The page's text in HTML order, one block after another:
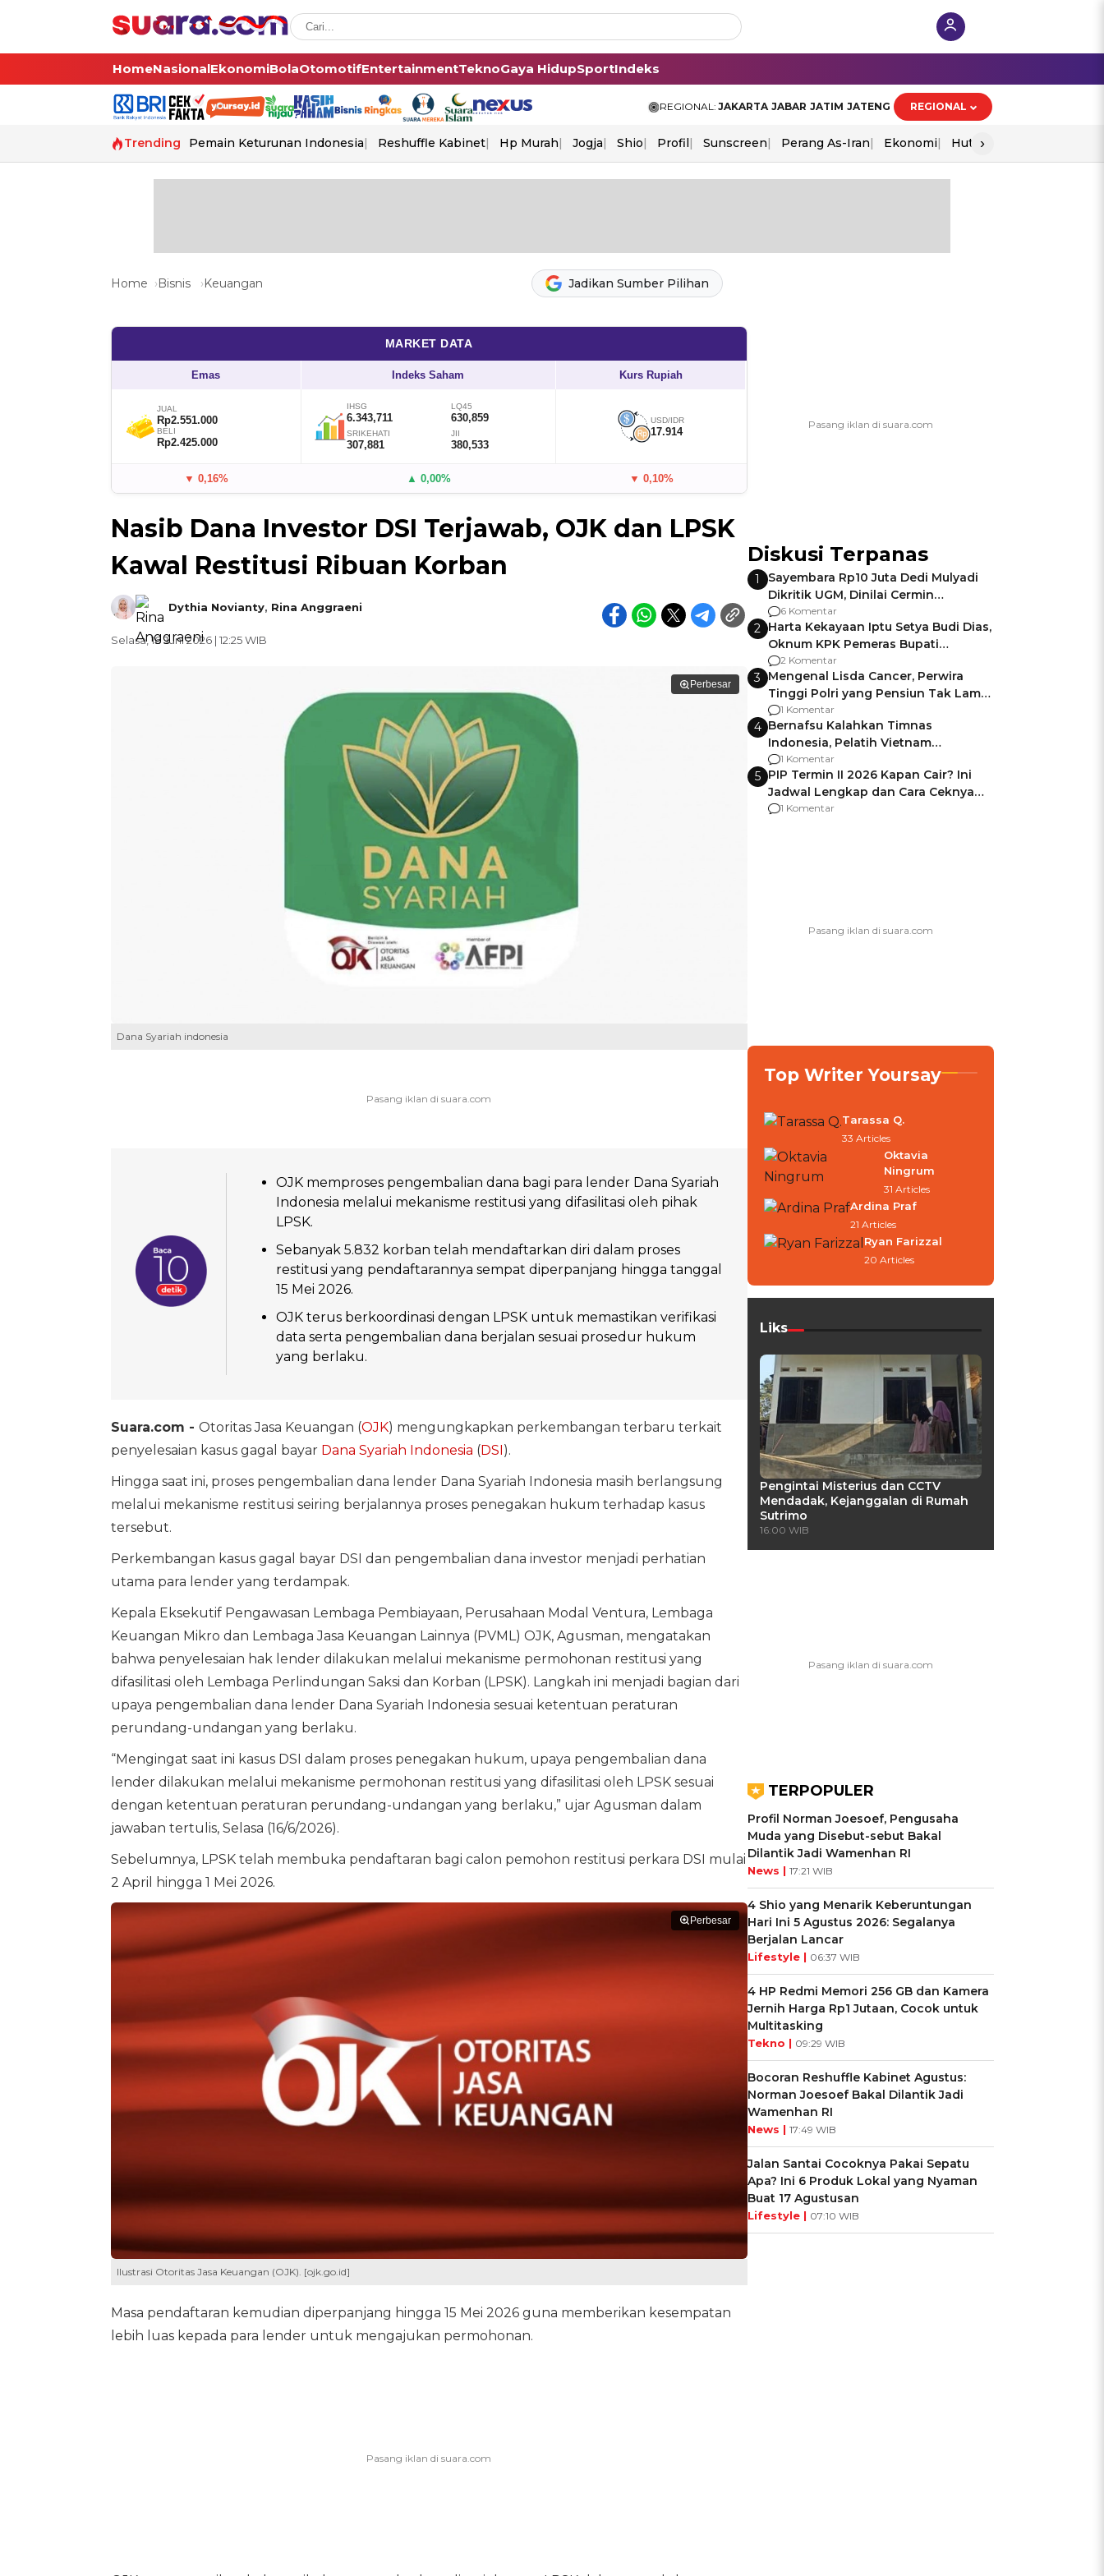
HomeNasionalEkonomiBolaOtomotifEntertainmentTeknoGaya HidupSportIndeks
REGIONAL: JAKARTA JABAR JATIM JATENG REGIONAL
Trending Pemain Keturunan Indonesia Reshuffle Kabinet Hp Murah Jogja Shio Profil Sunscreen Perang As-Iran Ekonomi Hut Ri
›
Home Bisnis Keuangan Jadikan Sumber Pilihan
MARKET DATA
Emas Indeks Saham Kurs Rupiah
JUAL
Rp2.551.000
BELI
Rp2.425.000
IHSG
6.343,711
LQ45
630,859
SRIKEHATI
307,881
JII
380,533
USD/IDR
17.914
▼ 0,16% ▲ 0,00% ▼ 0,10%
Nasib Dana Investor DSI Terjawab, OJK dan LPSK
Kawal Restitusi Ribuan Korban
Dythia Novianty, Rina Anggraeni
Selasa, 16 Juni 2026 | 12:25 WIB
Perbesar
Dana Syariah indonesia
OJK memproses pengembalian dana bagi para lender Dana Syariah
Indonesia melalui mekanisme restitusi yang difasilitasi oleh pihak
LPSK.
Sebanyak 5.832 korban telah mendaftarkan diri dalam proses
restitusi yang pendaftarannya sempat diperpanjang hingga tanggal
15 Mei 2026.
OJK terus berkoordinasi dengan LPSK untuk memastikan verifikasi
data serta pengembalian dana berjalan sesuai prosedur hukum
yang berlaku.
Suara.com - Otoritas Jasa Keuangan (OJK) mengungkapkan perkembangan terbaru terkait
penyelesaian kasus gagal bayar Dana Syariah Indonesia (DSI).
Hingga saat ini, proses pengembalian dana lender Dana Syariah Indonesia masih berlangsung
melalui mekanisme restitusi seiring berjalannya proses penegakan hukum terhadap kasus
tersebut.
Perkembangan kasus gagal bayar DSI dan pengembalian dana investor menjadi perhatian
utama para lender yang terdampak.
Kepala Eksekutif Pengawasan Lembaga Pembiayaan, Perusahaan Modal Ventura, Lembaga
Keuangan Mikro dan Lembaga Jasa Keuangan Lainnya (PVML) OJK, Agusman, mengatakan
bahwa penyelesaian hak lender dilakukan melalui mekanisme permohonan restitusi yang
difasilitasi oleh Lembaga Perlindungan Saksi dan Korban (LPSK). Langkah ini menjadi bagian dari
upaya pengembalian dana lender Dana Syariah Indonesia sesuai ketentuan peraturan
perundang-undangan yang berlaku.
“Mengingat saat ini kasus DSI dalam proses penegakan hukum, upaya pengembalian dana
lender dilakukan melalui mekanisme permohonan restitusi yang difasilitasi oleh LPSK sesuai
dengan ketentuan peraturan perundang-undangan yang berlaku,” ujar Agusman dalam
jawaban tertulis, Selasa (16/6/2026).
Sebelumnya, LPSK telah membuka pendaftaran bagi calon pemohon restitusi perkara DSI mulai
2 April hingga 1 Mei 2026.
Perbesar
Ilustrasi Otoritas Jasa Keuangan (OJK). [ojk.go.id]
Masa pendaftaran kemudian diperpanjang hingga 15 Mei 2026 guna memberikan kesempatan
lebih luas kepada para lender untuk mengajukan permohonan.
Diskusi Terpanas
1
Sayembara Rp10 Juta Dedi Mulyadi
Dikritik UGM, Dinilai Cermin
Gagalnya Negara Jamin Keamanan
6 Komentar
2 Harta Kekayaan Iptu Setya Budi Dias,
Oknum KPK Pemeras Bupati
Pemalang
2 Komentar
3 Mengenal Lisda Cancer, Perwira
Tinggi Polri yang Pensiun Tak Lama
Usai Jadi Brigjen
1 Komentar
4 Bernafsu Kalahkan Timnas
Indonesia, Pelatih Vietnam
Berencana Pakai Jimat di Pakansari
1 Komentar
5 PIP Termin II 2026 Kapan Cair? Ini
Jadwal Lengkap dan Cara Ceknya
agar Dana Tidak Hangus!
1 Komentar
Top Writer Yoursay
Tarassa Q.
33 Articles
Oktavia
Ningrum
31 Articles
Ardina Praf
21 Articles
Ryan Farizzal
20 Articles
Liks
Pengintai Misterius dan CCTV
Mendadak, Kejanggalan di Rumah
Sutrimo
16:00 WIB
TERPOPULER
Profil Norman Joesoef, Pengusaha
Muda yang Disebut-sebut Bakal
Dilantik Jadi Wamenhan RI
News | 17:21 WIB
4 Shio yang Menarik Keberuntungan
Hari Ini 5 Agustus 2026: Segalanya
Berjalan Lancar
Lifestyle | 06:37 WIB
4 HP Redmi Memori 256 GB dan Kamera
Jernih Harga Rp1 Jutaan, Cocok untuk
Multitasking
Tekno | 09:29 WIB
Bocoran Reshuffle Kabinet Agustus:
Norman Joesoef Bakal Dilantik Jadi
Wamenhan RI
News | 17:49 WIB
Jalan Santai Cocoknya Pakai Sepatu
Apa? Ini 6 Produk Lokal yang Nyaman
Buat 17 Agustusan
Lifestyle | 07:10 WIB